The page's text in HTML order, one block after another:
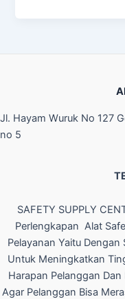
Jl. Hayam Wuruk No 127
no 5
SAFETY SUPPLY
Perlengkapan Alat
Pelayanan Yaitu
Untuk Meningkatkan
Harapan Pelanggan
Agar Pelanggan Bisa